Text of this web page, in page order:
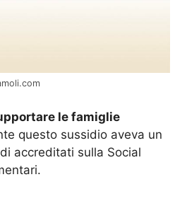
le famiglie
questo sussidio aveva un
accreditati sulla Social